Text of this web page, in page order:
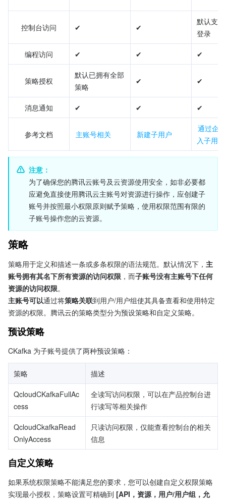
控制台访问 ✔ ✔
默认支
登录
编程访问 ✔ ✔ ✔
策略授权
默认已拥有全部
策略
✔ ✔
消息通知 ✔ ✔ ✔
参考文档 主账号相关 新建子用户
通过企
入子用户
注意：
为了确保您的腾讯云账号及云资源使用安全，如非必要都
应避免直接使用腾讯云主账号对资源进行操作，应创建子
账号并按照最小权限原则赋予策略，使用权限范围有限的
子账号操作您的云资源。
策略
策略用于定义和描述一条或多条权限的语法规范。默认情况下， 主
账号拥有其名下所有资源的访问权限 ，而子账号没有主账号下任何
资源的访问权限。
主账号可以通过将策略关联到用户/用户组使其具备查看和使用特定
资源的权限。腾讯云的策略类型分为预设策略和自定义策略。
预设策略
CKafka 为子账号提供了两种预设策略：
策略 描述
QcloudCKafkaFullAc
cess
全读写访问权限，可以在产品控制台进
行读写等相关操作
QcloudCkafkaRead
OnlyAccess
只读访问权限，仅能查看控制台的相关
信息
自定义策略
如果系统权限策略不能满足您的要求，您可以创建自定义权限策略
实现最小授权，策略设置可精确到 [API，资源，用户/用户组，允